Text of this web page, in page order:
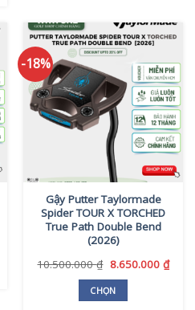
-18%
Gậy Putter Taylormade
Spider TOUR X TORCHED
True Path Double Bend
(2026)
10.500.000₫ Giá
gốc
là:
10.500.000 ₫.
8.650.000 ₫Giá
CHỌN